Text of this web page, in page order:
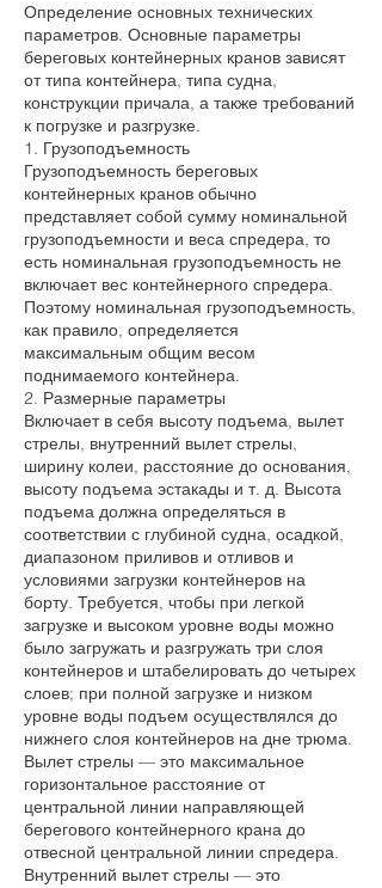
Определение основных технических
параметров. Основные параметры
береговых контейнерных кранов зависят
от типа контейнера, типа судна,
конструкции причала, а также требований
к погрузке и разгрузке.
1. Грузоподъемность
Грузоподъемность береговых
контейнерных кранов обычно
представляет собой сумму номинальной
грузоподъемности и веса спредера, то
есть номинальная грузоподъемность не
включает вес контейнерного спредера.
Поэтому номинальная грузоподъемность,
как правило, определяется
максимальным общим весом
поднимаемого контейнера.
2. Размерные параметры
Включает в себя высоту подъема, вылет
стрелы, внутренний вылет стрелы,
ширину колеи, расстояние до основания,
высоту подъема эстакады и т. д. Высота
подъема должна определяться в
соответствии с глубиной судна, осадкой,
диапазоном приливов и отливов и
условиями загрузки контейнеров на
борту. Требуется, чтобы при легкой
загрузке и высоком уровне воды можно
было загружать и разгружать три слоя
контейнеров и штабелировать до четырех
слоев; при полной загрузке и низком
уровне воды подъем осуществлялся до
нижнего слоя контейнеров на дне трюма.
Вылет стрелы — это максимальное
горизонтальное расстояние от
центральной линии направляющей
берегового контейнерного крана до
отвесной центральной линии спредера.
Внутренний вылет стрелы — это